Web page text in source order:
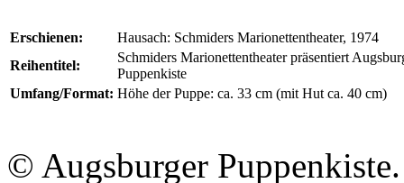
Erschienen:
Hausach: Schmiders Marionettentheater, 1974
Reihentitel:
Schmiders Marionettentheater präsentiert
Puppenkiste
Umfang/Format: Höhe der Puppe: ca. 33 cm (mit Hut ca. 40 cm)
© Augsburger